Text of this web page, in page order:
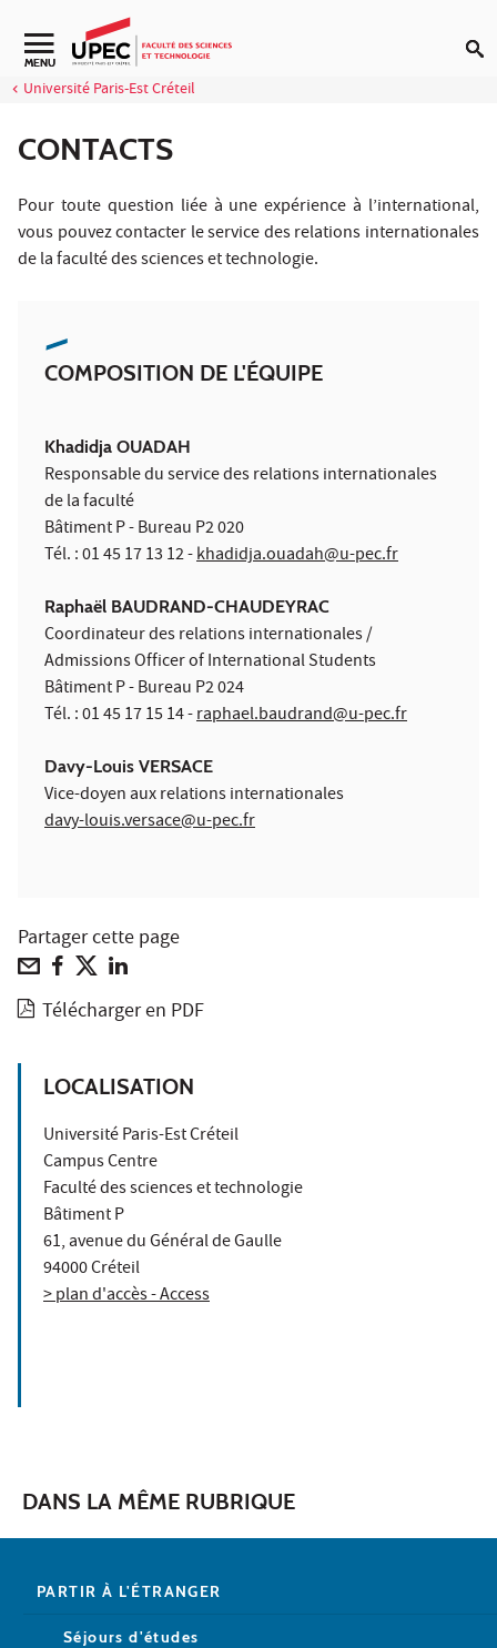
Aller au contenu
Navigation secondaire
MENU
Université Paris-Est Créteil
CONTACTS
Pour toute question liée à une expérience à l’international,
vous pouvez contacter le service des relations internationales
de la faculté des sciences et technologie.
COMPOSITION DE L'ÉQUIPE
Khadidja OUADAH
Responsable du service des relations internationales
de la faculté
Bâtiment P - Bureau P2 020
Tél. : 01 45 17 13 12 -khadidja.ouadah@u-pec.fr
Raphaël BAUDRAND-CHAUDEYRAC
Coordinateur des relations internationales /
Admissions Officer of International Students
Bâtiment P - Bureau P2 024
Tél. : 01 45 17 15 14 -raphael.baudrand@u-pec.fr
Davy-Louis VERSACE
Vice-doyen aux relations internationales
davy-louis.versace@u-pec.fr
Partager cette page
Télécharger en PDF
LOCALISATION
Université Paris-Est Créteil
Campus Centre
Faculté des sciences et technologie
Bâtiment P
61, avenue du Général de Gaulle
94000 Créteil
> plan d'accès - Access
DANS LA MÊME RUBRIQUE
PARTIR À L'ÉTRANGER
Séjours d'études